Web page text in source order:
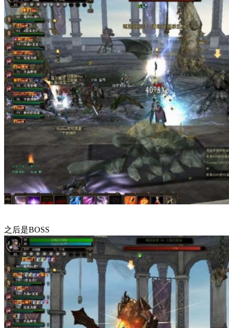
之后是BOSS